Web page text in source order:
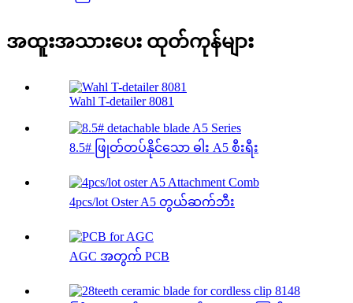
အထူးအသားပေး ထုတ်ကုန်များ
Wahl T-detailer 8081
8.5# ဖြုတ်တပ်နိုင်သော ဓါး A5 စီးရီး
4pcs/lot Oster A5 တွယ်ဆက်ဘီး
AGC အတွက် PCB